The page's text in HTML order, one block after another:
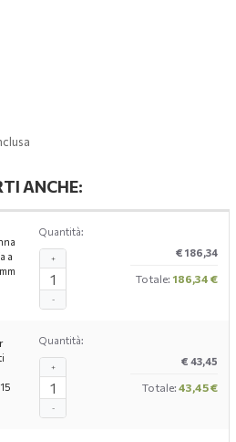
ANCHE:
a
Quantità:
-
+ € 186,34
Totale: 186,34 €
Quantità:
-
+ € 43,45
Totale: 43,45 €